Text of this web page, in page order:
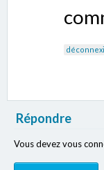
Répondre
Vous devez vous